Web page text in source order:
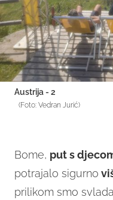
Austrija - 2
(Foto: Vedran Jurić)
Bome, put s
potrajalo sigurno
prilikom smo